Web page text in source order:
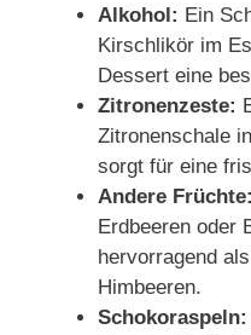
Alkohol: Ein
Kirschlikör im
Dessert eine
Zitronenzeste:
Zitronenschale
sorgt für eine
Andere Früchte:
Erdbeeren oder
hervorragend
Himbeeren.
Schokoraspeln: